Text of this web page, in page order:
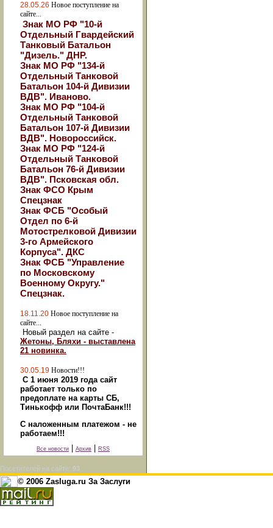
28.05.26 Новое поступление на
сайте...
Знак МО РФ "10-й
Отдельный Гвардейский
Танковый Батальон
"Дизель." ДНР.
Знак МО РФ "134-й
Отдельный Танковой
Батальон 104-й Дивизии
ВДВ". Иваново.
Знак МО РФ "104-й
Отдельный Танковой
Батальон 107-й Дивизии
ВДВ". Новороссийск.
Знак МО РФ "124-й
Отдельный Танковой
Батальон 76-й Дивизии
ВДВ". Псковская обл.
Знак ФСО Крым
Спецзнак
Знак ФСБ "Особый
Отдел по 6-й
Мотострелковой Дивизии
3-го Армейского
Корпуса". ДКС
Знак ФСБ "Управление
по Московскому
Военному Округу."
Спецзнак.
18.11.20 Новое поступление на
сайте...
Новый раздел на сайте -
Жетоны, Бляхи - выставлена
21 новинка.
30.05.19 Новости!!!
С 1 июня 2019 года сайт
работает только по
предоплате на карты СБ,
Тинькофф или ПочтаБанк!!!
С наложенным платежом - не
работаем!!!
Все новости Архив RSS
Посетителей на сайте: 93
© 2006 Zasluga.ru За Заслуги